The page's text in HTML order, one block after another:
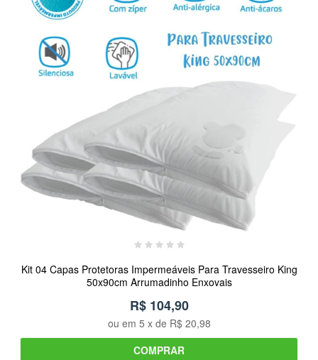
Kit 04 Capas Protetoras Impermeáveis Para Travesseiro King
50x90cm Arrumadinho Enxovais
R$ 104,90
ou em 5 x de R$ 20,98
COMPRAR